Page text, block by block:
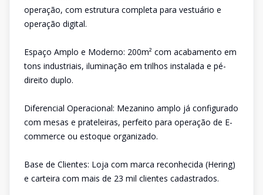
operação, com estrutura completa para vestuário e
operação digital.
Espaço Amplo e Moderno: 200m² com acabamento em
tons industriais, iluminação em trilhos instalada e pé-
direito duplo.
Diferencial Operacional: Mezanino amplo já configurado
com mesas e prateleiras, perfeito para operação de E-
commerce ou estoque organizado.
Base de Clientes: Loja com marca reconhecida (Hering)
e carteira com mais de 23 mil clientes cadastrados.